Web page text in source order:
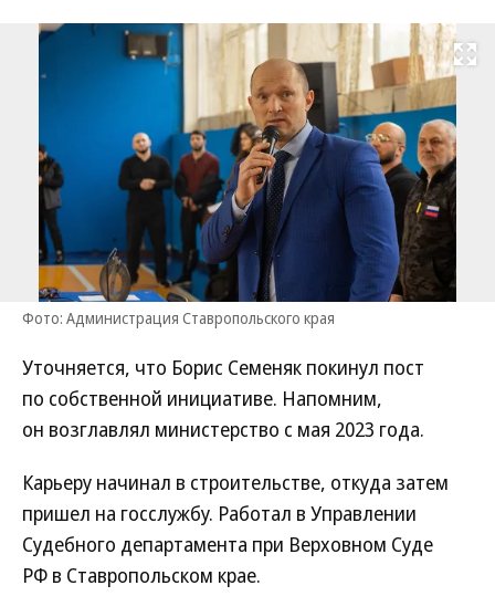
Развернуть
Фото: Администрация Ставропольского края
Уточняется, что Борис Семеняк покинул пост
по собственной инициативе. Напомним,
он возглавлял министерство с мая 2023 года.
Карьеру начинал в строительстве, откуда затем
пришел на госслужбу. Работал в Управлении
Судебного департамента при Верховном Суде
РФ в Ставропольском крае.